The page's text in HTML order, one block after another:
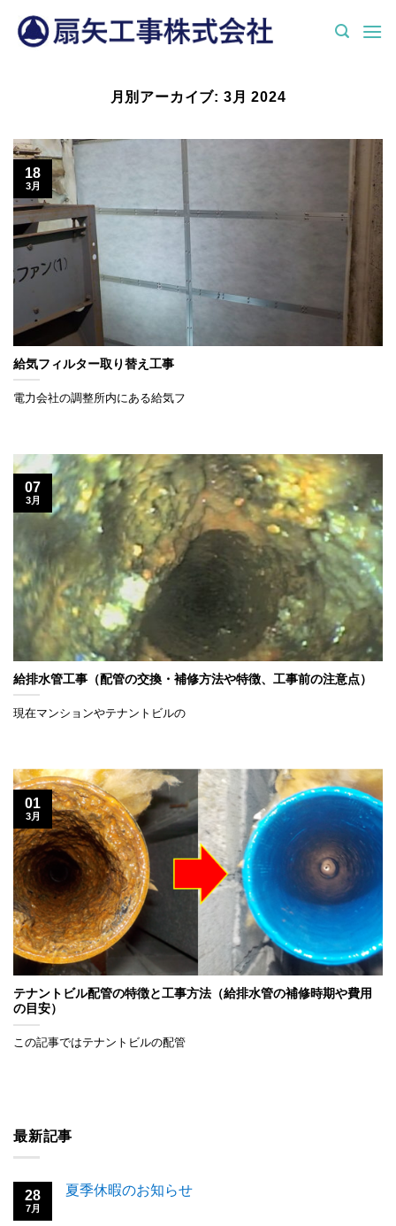
月別アーカイブ: 3月 2024
給気フィルター取り替え工事
電力会社の調整所内にある給気フ
18
3月
給排水管工事（配管の交換・補修方法や特徴、工事前の注意点）
現在マンションやテナントビルの
07
3月
テナントビル配管の特徴と工事方法（給排水管の補修時期や費用
の目安）
この記事ではテナントビルの配管
01
3月
最新記事
28
7月
夏季休暇のお知らせ